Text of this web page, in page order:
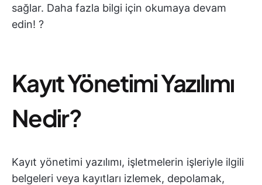
sağlar. Daha fazla bilgi için okumaya devam
edin! ?
Kayıt Yönetimi Yazılımı
Nedir?
Kayıt yönetimi yazılımı, işletmelerin işleriyle ilgili
belgeleri veya kayıtları izlemek, depolamak,